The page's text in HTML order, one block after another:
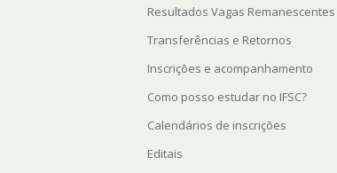
Resultados Vagas Remanescentes
Transferências e Retornos
Inscrições e acompanhamento
Como posso estudar no IFSC?
Calendários de inscrições
Editais